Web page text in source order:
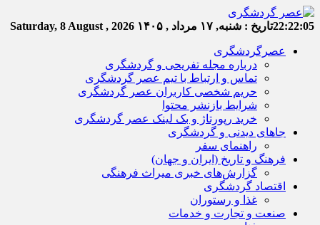
22:22:06تاریخ : شنبه, ۱۷ مرداد , ۱۴۰۵ Saturday, 8 August , 2026
عصرگردشگری
درباره مجله تفریحی و گردشگری
تماس و ارتباط با تیم عصر گردشگری
حریم شخصی کاربران عصر گردشگری
شرایط بازنشر محتوا
خرید رپورتاژ و بک لینک عصر گردشگری
جاهای دیدنی و گردشگری
راهنمای سفر
فرهنگ و تاریخ (ایران و جهان)
گزارش‌های خبری میراث فرهنگی
اقتصاد گردشگری
غذا و رستوران
صنعت و تجارت و خدمات